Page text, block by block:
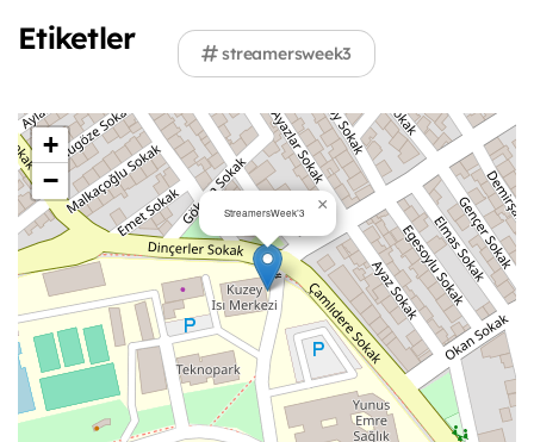
Etiketler streamersweek3
StreamersWeek’3 ×
+
−